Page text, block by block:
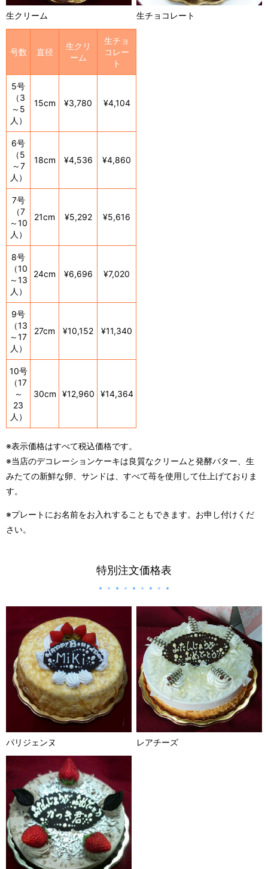
生クリーム 生チョコレート
号数 直径
生クリ
ーム
生チョ
コレー
ト
5号
（3
～5
人）
15cm ¥3,780 ¥4,104
6号
（5
～7
人）
18cm ¥4,536 ¥4,860
7号
（7
～10
人）
21cm ¥5,292 ¥5,616
8号
（10
～13
人）
24cm ¥6,696 ¥7,020
9号
（13
～17
人）
27cm ¥10,152 ¥11,340
10号
（17
～
23
人）
30cm ¥12,960 ¥14,364
※表示価格はすべて税込価格です。
※当店のデコレーションケーキは良質なクリームと発酵バター、生
みたての新鮮な卵、サンドは、すべて苺を使用して仕上げておりま
す。
※プレートにお名前をお入れすることもできます。お申し付けくだ
さい。
特別注文価格表
パリジェンヌ レアチーズ